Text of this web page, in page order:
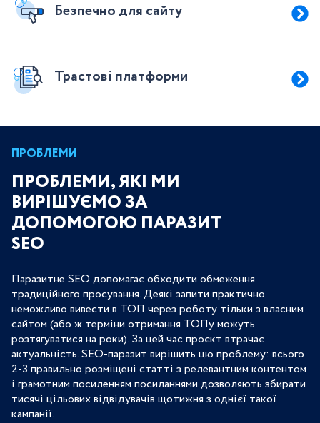
Безпечно для сайту
Трастові платформи
ПРОБЛЕМИ
ПРОБЛЕМИ, ЯКІ МИ
ВИРІШУЄМО ЗА
ДОПОМОГОЮ ПАРАЗИТ
SEO
Паразитне SEO допомагає обходити обмеження
традиційного просування. Деякі запити практично
неможливо вивести в ТОП через роботу тільки з власним
сайтом (або ж терміни отримання ТОПу можуть
розтягуватися на роки). За цей час проєкт втрачає
актуальність. SEO-паразит вирішить цю проблему: всього
2-3 правильно розміщені статті з релевантним контентом
і грамотним посиленням посиланнями дозволяють збирати
тисячі цільових відвідувачів щотижня з однієї такої
кампанії.